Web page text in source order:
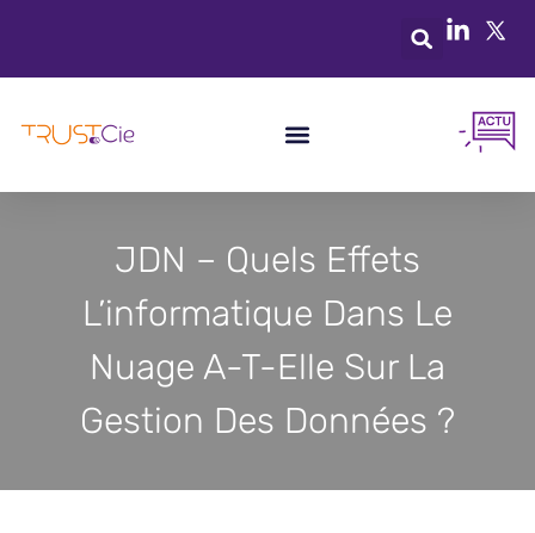
JDN – Quels Effets
L’informatique Dans Le
Nuage A-T-Elle Sur La
Gestion Des Données ?